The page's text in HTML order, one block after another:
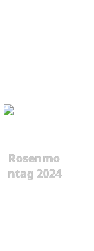
Rosenmo
ntag 2024